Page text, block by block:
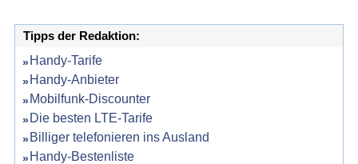
Tipps der Redaktion:
Handy-Tarife
Handy-Anbieter
Mobilfunk-Discounter
Die besten LTE-Tarife
Billiger telefonieren ins Ausland
Handy-Bestenliste